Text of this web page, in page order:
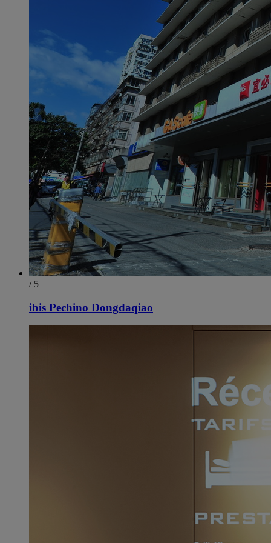
/ 5
ibis Pechino Dongdaqiao